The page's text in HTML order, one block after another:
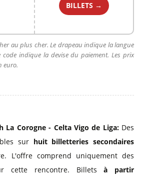
BILLETS →
au plus cher. Le drapeau indique la langue
indique la devise du paiement. Les prix
euro.
La Corogne - Celta Vigo de Liga:Des
sur huit billetteries secondaires
L'offre comprend uniquement des
cette rencontre. Billetsà partir